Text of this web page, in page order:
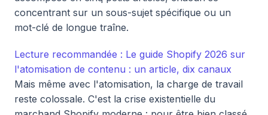
concentrant sur un sous-sujet spécifique ou un
mot-clé de longue traîne.
Lecture recommandée : Le guide Shopify 2026 sur
l'atomisation de contenu : un article, dix canaux
Mais même avec l'atomisation, la charge de travail
reste colossale. C'est la crise existentielle du